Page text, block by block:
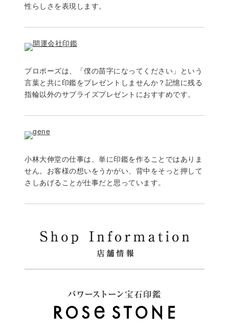
性らしさを表現します。
プロポーズは、「僕の苗字になってください」という
言葉と共に印鑑をプレゼントしませんか？記憶に残る
指輪以外のサプライズプレゼントにおすすめです。
小林大伸堂の仕事は、単に印鑑を作ることではありま
せん。お客様の想いをうかがい、背中をそっと押して
さしあげることが仕事だと思っています。